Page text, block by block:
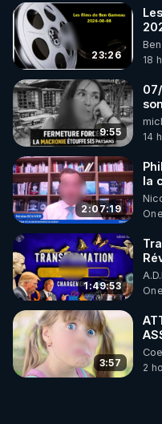
▶ 30 jours gratuit sur
de bien-être ENVOL :
Rendez-vous sur
le code : REGENERE
23:26
18
9:55
14
2:07:19
la
1:49:53
3:57
2